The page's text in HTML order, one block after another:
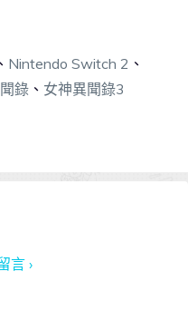
Nintendo Switch 2 、
錄 、 女神異聞錄3
言 ›